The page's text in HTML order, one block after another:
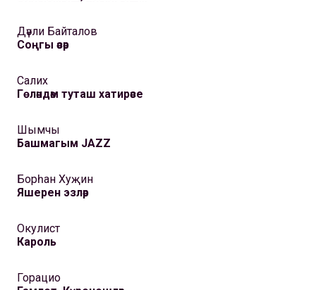
Дәүли Байталов
Соңгы әсәр
Салих
Гөләндәм туташ хатирәсе
Шымчы
Башмагым JAZZ
Борһан Хуҗин
Яшерен эзләр
Окулист
Кароль
Горацио